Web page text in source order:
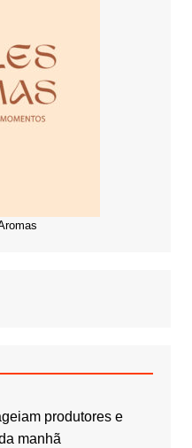
produtores e
manhã